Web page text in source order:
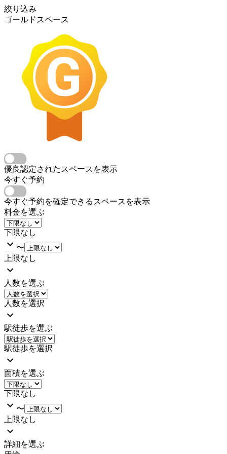
絞り込み
ゴールドスペース
優良認定されたスペースを表示
今すぐ予約
今すぐ予約を確定できるスペースを表示
料金を選ぶ
下限なし
〜
上限なし
人数を選ぶ
人数を選択
駅徒歩を選ぶ
駅徒歩を選択
面積を選ぶ
下限なし
〜
上限なし
詳細を選ぶ